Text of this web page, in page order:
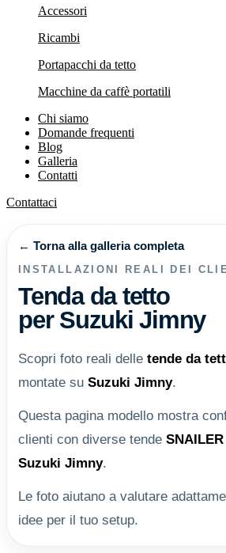
Accessori
Ricambi
Portapacchi da tetto
Macchine da caffè portatili
Chi siamo
Domande frequenti
Blog
Galleria
Contatti
Contattaci
← Torna alla galleria completa
INSTALLAZIONI REALI DEI
Tenda da tetto
per Suzuki Jimny
Scopri foto reali delle tende da
montate su Suzuki Jimny.
Questa pagina modello mostra
clienti con diverse tende SNAILER
Suzuki Jimny.
Le foto aiutano a valutare
idee per il tuo setup.